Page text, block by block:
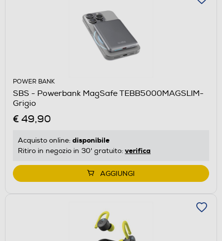
POWER BANK
SBS - Powerbank MagSafe TEBB5000MAGSLIM-
Grigio
€ 49,90
Acquisto online: disponibile
Ritiro in negozio in 30' gratuito: verifica
AGGIUNGI